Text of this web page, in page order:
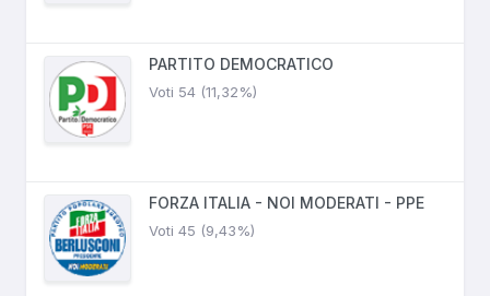
PARTITO DEMOCRATICO
Voti 54 (11,32%)
FORZA ITALIA - NOI MODERATI - PPE
Voti 45 (9,43%)